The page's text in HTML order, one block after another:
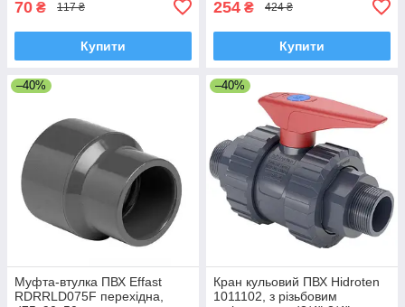
70 ₴ 117 ₴
Купити
254 ₴ 424 ₴
Купити
–40%
Муфта-втулка ПВХ Effast
RDRRLD075F перехідна,
–40%
Кран кульовий ПВХ Hidroten
1011102, з різьбовим